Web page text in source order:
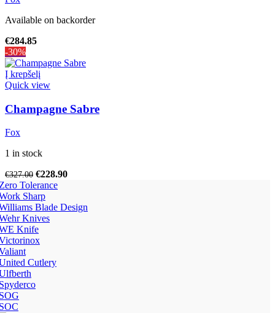
Available on backorder
€284.85
-30%
Į krepšelį
Quick view
Champagne Sabre
Fox
1 in stock
€327.00 €228.90
Tolerance
Sharp
Blade Design
Knives
Knife
Cutlery